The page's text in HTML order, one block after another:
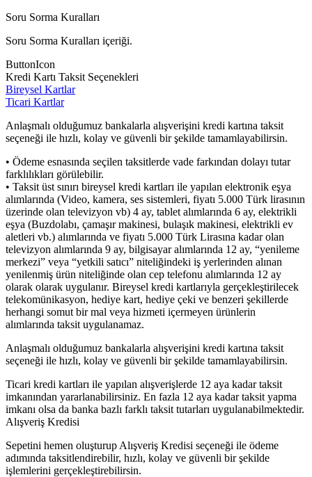
Soru Sorma Kuralları
Soru Sorma Kuralları içeriği.
ButtonIcon
Kredi Kartı Taksit Seçenekleri
Bireysel Kartlar
Ticari Kartlar
Anlaşmalı olduğumuz bankalarla alışverişini kredi kartına taksit
seçeneği ile hızlı, kolay ve güvenli bir şekilde tamamlayabilirsin.
• Ödeme esnasında seçilen taksitlerde vade farkından dolayı tutar
farklılıkları görülebilir.
• Taksit üst sınırı bireysel kredi kartları ile yapılan elektronik eşya
alımlarında (Video, kamera, ses sistemleri, fiyatı 5.000 Türk lirasının
üzerinde olan televizyon vb) 4 ay, tablet alımlarında 6 ay, elektrikli
eşya (Buzdolabı, çamaşır makinesi, bulaşık makinesi, elektrikli ev
aletleri vb.) alımlarında ve fiyatı 5.000 Türk Lirasına kadar olan
televizyon alımlarında 9 ay, bilgisayar alımlarında 12 ay, “yenileme
merkezi” veya “yetkili satıcı” niteliğindeki iş yerlerinden alınan
yenilenmiş ürün niteliğinde olan cep telefonu alımlarında 12 ay
olarak olarak uygulanır. Bireysel kredi kartlarıyla gerçekleştirilecek
telekomünikasyon, hediye kart, hediye çeki ve benzeri şekillerde
herhangi somut bir mal veya hizmeti içermeyen ürünlerin
alımlarında taksit uygulanamaz.
Anlaşmalı olduğumuz bankalarla alışverişini kredi kartına taksit
seçeneği ile hızlı, kolay ve güvenli bir şekilde tamamlayabilirsin.
Ticari kredi kartları ile yapılan alışverişlerde 12 aya kadar taksit
imkanından yararlanabilirsiniz. En fazla 12 aya kadar taksit yapma
imkanı olsa da banka bazlı farklı taksit tutarları uygulanabilmektedir.
Alışveriş Kredisi
Sepetini hemen oluşturup Alışveriş Kredisi seçeneği ile ödeme
adımında taksitlendirebilir, hızlı, kolay ve güvenli bir şekilde
işlemlerini gerçekleştirebilirsin.